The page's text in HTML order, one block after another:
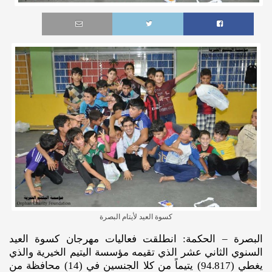
كسوة العيد لأيتام البصرة
البصرة – الحكمة: انطلقت فعاليات مهرجان كسوة العيد
السنوي الثاني عشر الذي تقيمه مؤسسة اليتيم الخيرية والذي
يغطي (94.817) يتيماً من كلا الجنسين في (14) محافظة من